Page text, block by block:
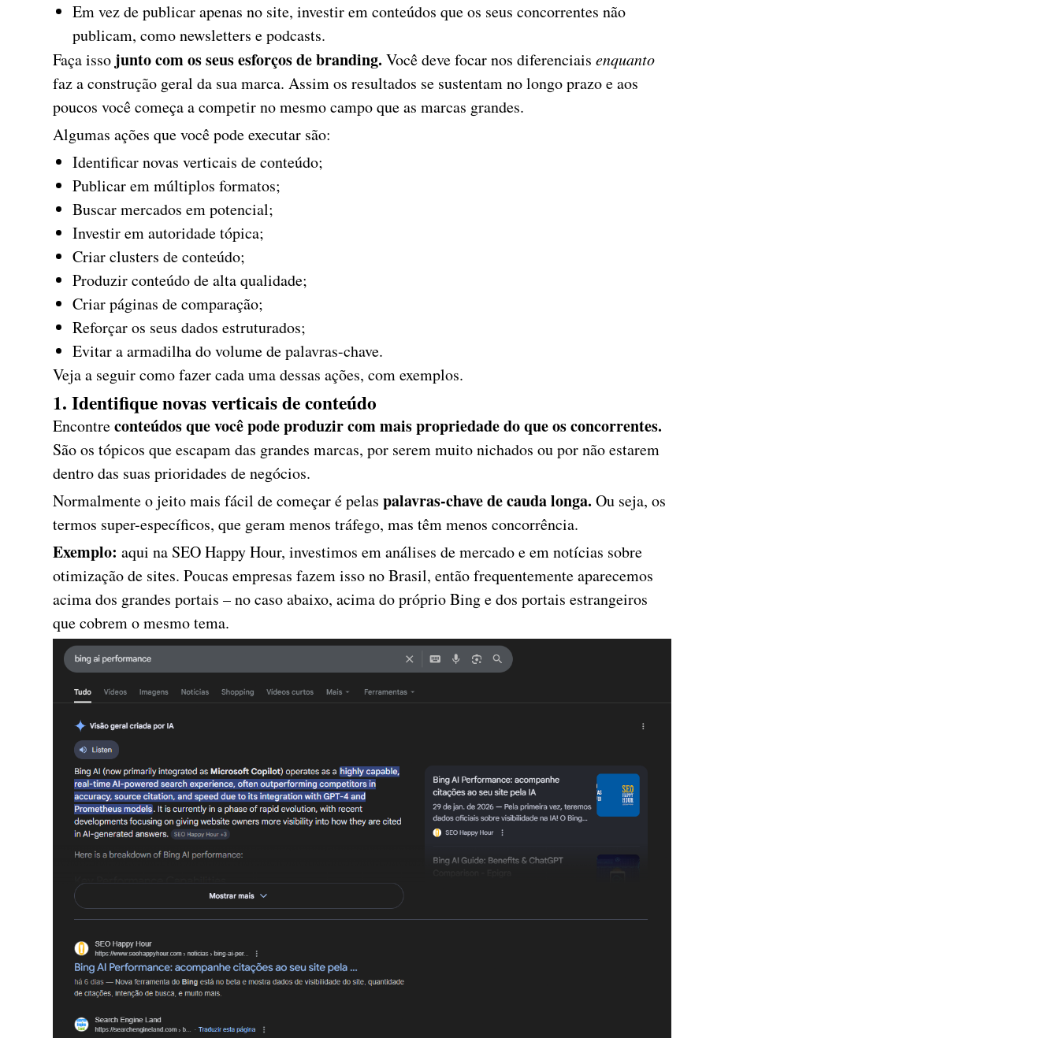
Em vez de publicar apenas no site, investir em conteúdos que os seus concorrentes não
publicam, como newsletters e podcasts.
Faça isso junto com os seus esforços de branding.Você deve focar nos diferenciaisenquanto
faz a construção geral da sua marca. Assim os resultados se sustentam no longo prazo e aos
poucos você começa a competir no mesmo campo que as marcas grandes.
Algumas ações que você pode executar são:
Identificar novas verticais de conteúdo;
Publicar em múltiplos formatos;
Buscar mercados em potencial;
Investir em autoridade tópica;
Criar clusters de conteúdo;
Produzir conteúdo de alta qualidade;
Criar páginas de comparação;
Reforçar os seus dados estruturados;
Evitar a armadilha do volume de palavras-chave.
Veja a seguir como fazer cada uma dessas ações, com exemplos.
1. Identifique novas verticais de conteúdo
Encontreconteúdos que você pode produzir com mais propriedade do que os concorrentes.
São os tópicos que escapam das grandes marcas, por serem muito nichados ou por não estarem
dentro das suas prioridades de negócios.
Normalmente o jeito mais fácil de começar é pelaspalavras-chave de cauda longa.Ou seja, os
termos super-específicos, que geram menos tráfego, mas têm menos concorrência.
Exemplo:aqui na SEO Happy Hour, investimos em análises de mercado e em notícias sobre
otimização de sites. Poucas empresas fazem isso no Brasil, então frequentemente aparecemos
acima dos grandes portais – no caso abaixo, acima do próprio Bing e dos portais estrangeiros
que cobrem o mesmo tema.